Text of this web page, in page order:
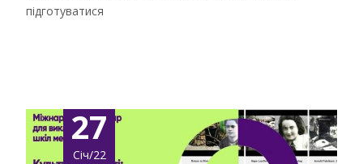
підготуватися
27
Січ/22